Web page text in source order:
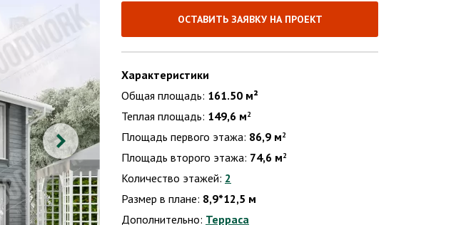
ОСТАВИТЬ ЗАЯВКУ НА ПРОЕКТ
Характеристики
Общая площадь: 161.50 м²
Теплая площадь: 149,6 м2
Площадь первого этажа: 86,9 м2
Площадь второго этажа: 74,6 м2
Количество этажей: 2
Размер в плане: 8,9*12,5 м
Дополнительно: Терраса